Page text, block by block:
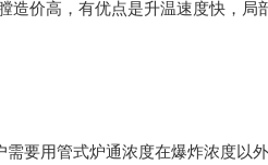
造价高，有优点是升温速度快，局
要用管式炉通浓度在爆炸浓度以外